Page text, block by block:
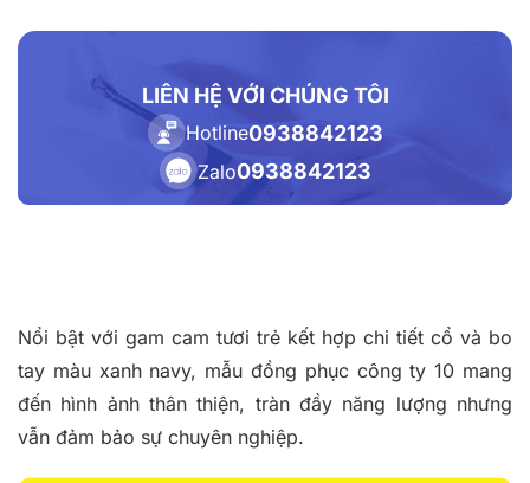
LIÊN HỆ VỚI CHÚNG TÔI
Hotline0938842123
Zalo0938842123
Nổi bật với gam cam tươi trẻ kết hợp chi tiết cổ và bo
tay màu xanh navy, mẫu đồng phục công ty 10 mang
đến hình ảnh thân thiện, tràn đầy năng lượng nhưng
vẫn đảm bảo sự chuyên nghiệp.